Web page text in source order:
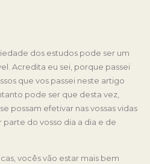
dos estudos pode ser um
Acredita eu sei, porque passei
que vos passei neste artigo
pode ser que desta vez,
possam efetivar nas vossas vidas
do vosso dia a dia e de
vocês vão estar mais bem